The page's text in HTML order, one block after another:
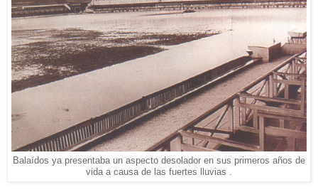
Balaídos ya presentaba un aspecto desolador en sus primeros años de
vida a causa de las fuertes lluvias .